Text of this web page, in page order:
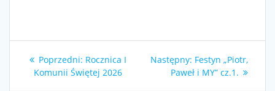
Nawigacja
wpisu
Poprzedni: Poprzedni
wpis:
Rocznica I
Komunii Świętej 2026
Następny: Następny
wpis:
Festyn „Piotr,
Paweł i MY” cz.1.